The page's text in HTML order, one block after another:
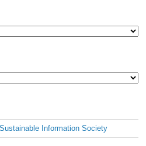
Information Society